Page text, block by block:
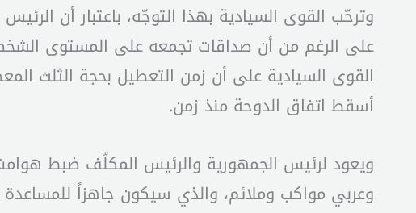
وترحّب القوى السيادية بهذا التوجّه، باعتبار أن
على الرغم من أن صداقات تجمعه على المستوى
القوى السيادية على أن زمن التعطيل بحجة الثلث
أسقط اتفاق الدوحة منذ زمن.
ويعود لرئيس الجمهورية والرئيس المكلّف ضبط
وعربي مواكب وملائم، والذي سيكون جاهزاً للمساعدة